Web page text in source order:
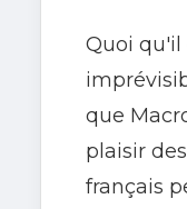
Quoi qu'il
que
plaisir
français